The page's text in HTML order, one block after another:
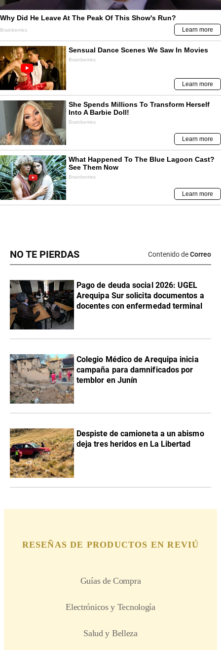
NO TE PIERDAS Contenido deCorreo
Pago de deuda social 2026: UGEL
Arequipa Sur solicita documentos a
docentes con enfermedad terminal
Colegio Médico de Arequipa inicia
campaña para damnificados por
temblor en Junín
Despiste de camioneta a un abismo
deja tres heridos en La Libertad